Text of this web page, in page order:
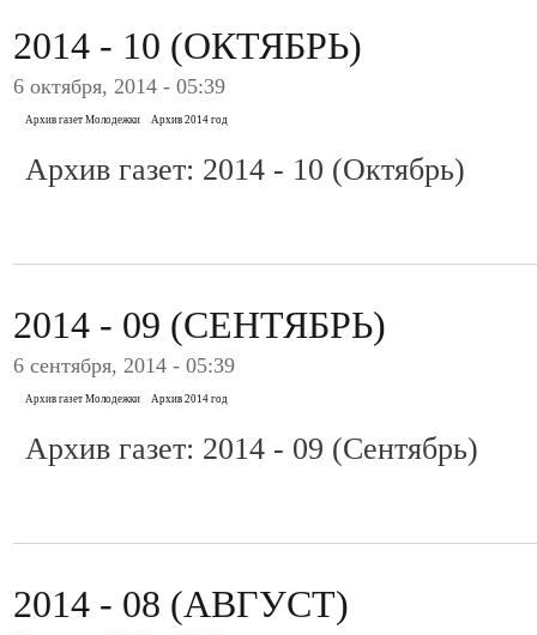
2014 - 10 (ОКТЯБРЬ)
6 октября, 2014 - 05:39
Архив газет Молодежки Архив 2014 год
Архив газет: 2014 - 10 (Октябрь)
2014 - 09 (СЕНТЯБРЬ)
6 сентября, 2014 - 05:39
Архив газет Молодежки Архив 2014 год
Архив газет: 2014 - 09 (Сентябрь)
2014 - 08 (АВГУСТ)